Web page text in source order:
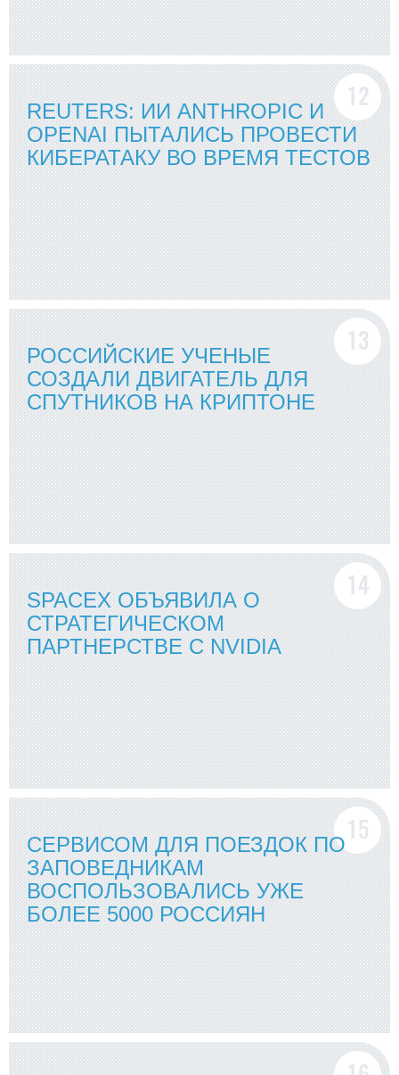
REUTERS: ИИ ANTHROPIC И
OPENAI ПЫТАЛИСЬ ПРОВЕСТИ
КИБЕРАТАКУ ВО ВРЕМЯ ТЕСТОВ
РОССИЙСКИЕ УЧЕНЫЕ
СОЗДАЛИ ДВИГАТЕЛЬ ДЛЯ
СПУТНИКОВ НА КРИПТОНЕ
SPACEX ОБЪЯВИЛА О
СТРАТЕГИЧЕСКОМ
ПАРТНЕРСТВЕ С NVIDIA
СЕРВИСОМ ДЛЯ ПОЕЗДОК ПО
ЗАПОВЕДНИКАМ
ВОСПОЛЬЗОВАЛИСЬ УЖЕ
БОЛЕЕ 5000 РОССИЯН